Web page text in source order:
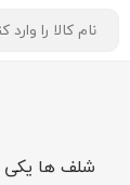
شلف ها یکی